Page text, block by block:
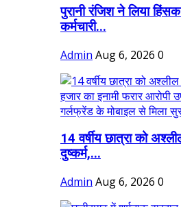
पुरानी रंजिश ने लिया
कर्मचारी...
Admin Aug 6, 2026 0
14 वर्षीय छात्रा को
दुष्कर्म,...
Admin Aug 6, 2026 0